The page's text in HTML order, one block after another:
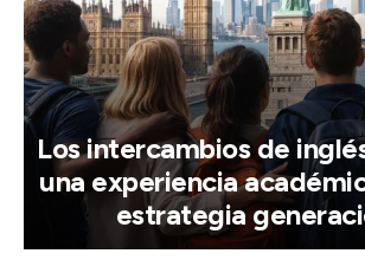
Los intercambios de
una experiencia
estrategia